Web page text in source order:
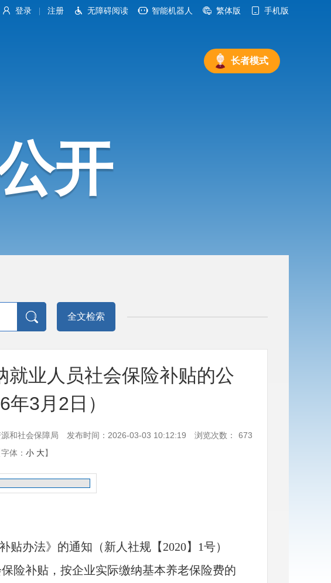
登录 注册 无障碍阅读 智能机器人 繁体版 手机版
长者模式
开
全文检索
就业人员社会保险补贴的公
年3月2日）
和社会保障局 发布时间：2026-03-03 10:12:19 浏览次数：
673
字体： 小 大】
贴办法》的通知（新人社规【2020】1号）
险补贴，按企业实际缴纳基本养老保险费的